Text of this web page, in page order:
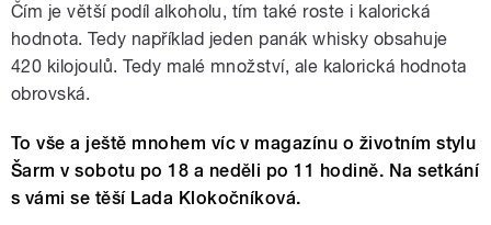
Čím je větší podíl alkoholu, tím také roste i kalorická
hodnota. Tedy například jeden panák whisky obsahuje
420 kilojoulů. Tedy malé množství, ale kalorická hodnota
obrovská.
To vše a ještě mnohem víc v magazínu o životním stylu
Šarm v sobotu po 18 a neděli po 11 hodině. Na setkání
s vámi se těší Lada Klokočníková.